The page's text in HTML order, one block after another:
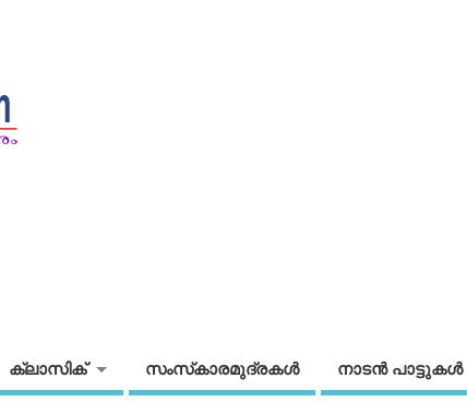
ക്ലാസിക് സംസ്‌കാരമുദ്രകള്‍ നാടന്‍ പാട്ടുകള്‍